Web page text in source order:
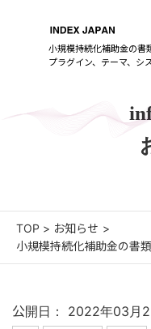
小規模持続化補助金の書
プラグイン、テーマ、シ
TOP > お知らせ >
小規模持続化補助金の書
公開日： 2022年03月